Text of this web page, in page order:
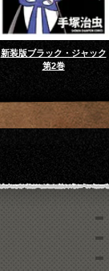
新装版ブラック・ジャック
第2巻